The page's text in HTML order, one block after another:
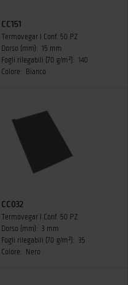
CC151
Termovegar I Conf. 50 PZ
Dorso (mm): 15 mm
Fogli rilegabili (70 g/m²): 140
Colore:
Bianco
CC032
Termovegar I Conf. 50 PZ
Dorso (mm): 3 mm
Fogli rilegabili (70 g/m²): 35
Colore:
Nero